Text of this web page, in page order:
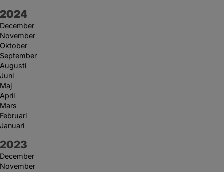
År:
2024
December
November
Oktober
September
Augusti
Juni
Maj
April
Mars
Februari
Januari
År:
2023
December
November